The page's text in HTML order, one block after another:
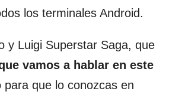
los terminales Android.
y Luigi Superstar Saga, que
vamos a hablar en este
para que lo conozcas en